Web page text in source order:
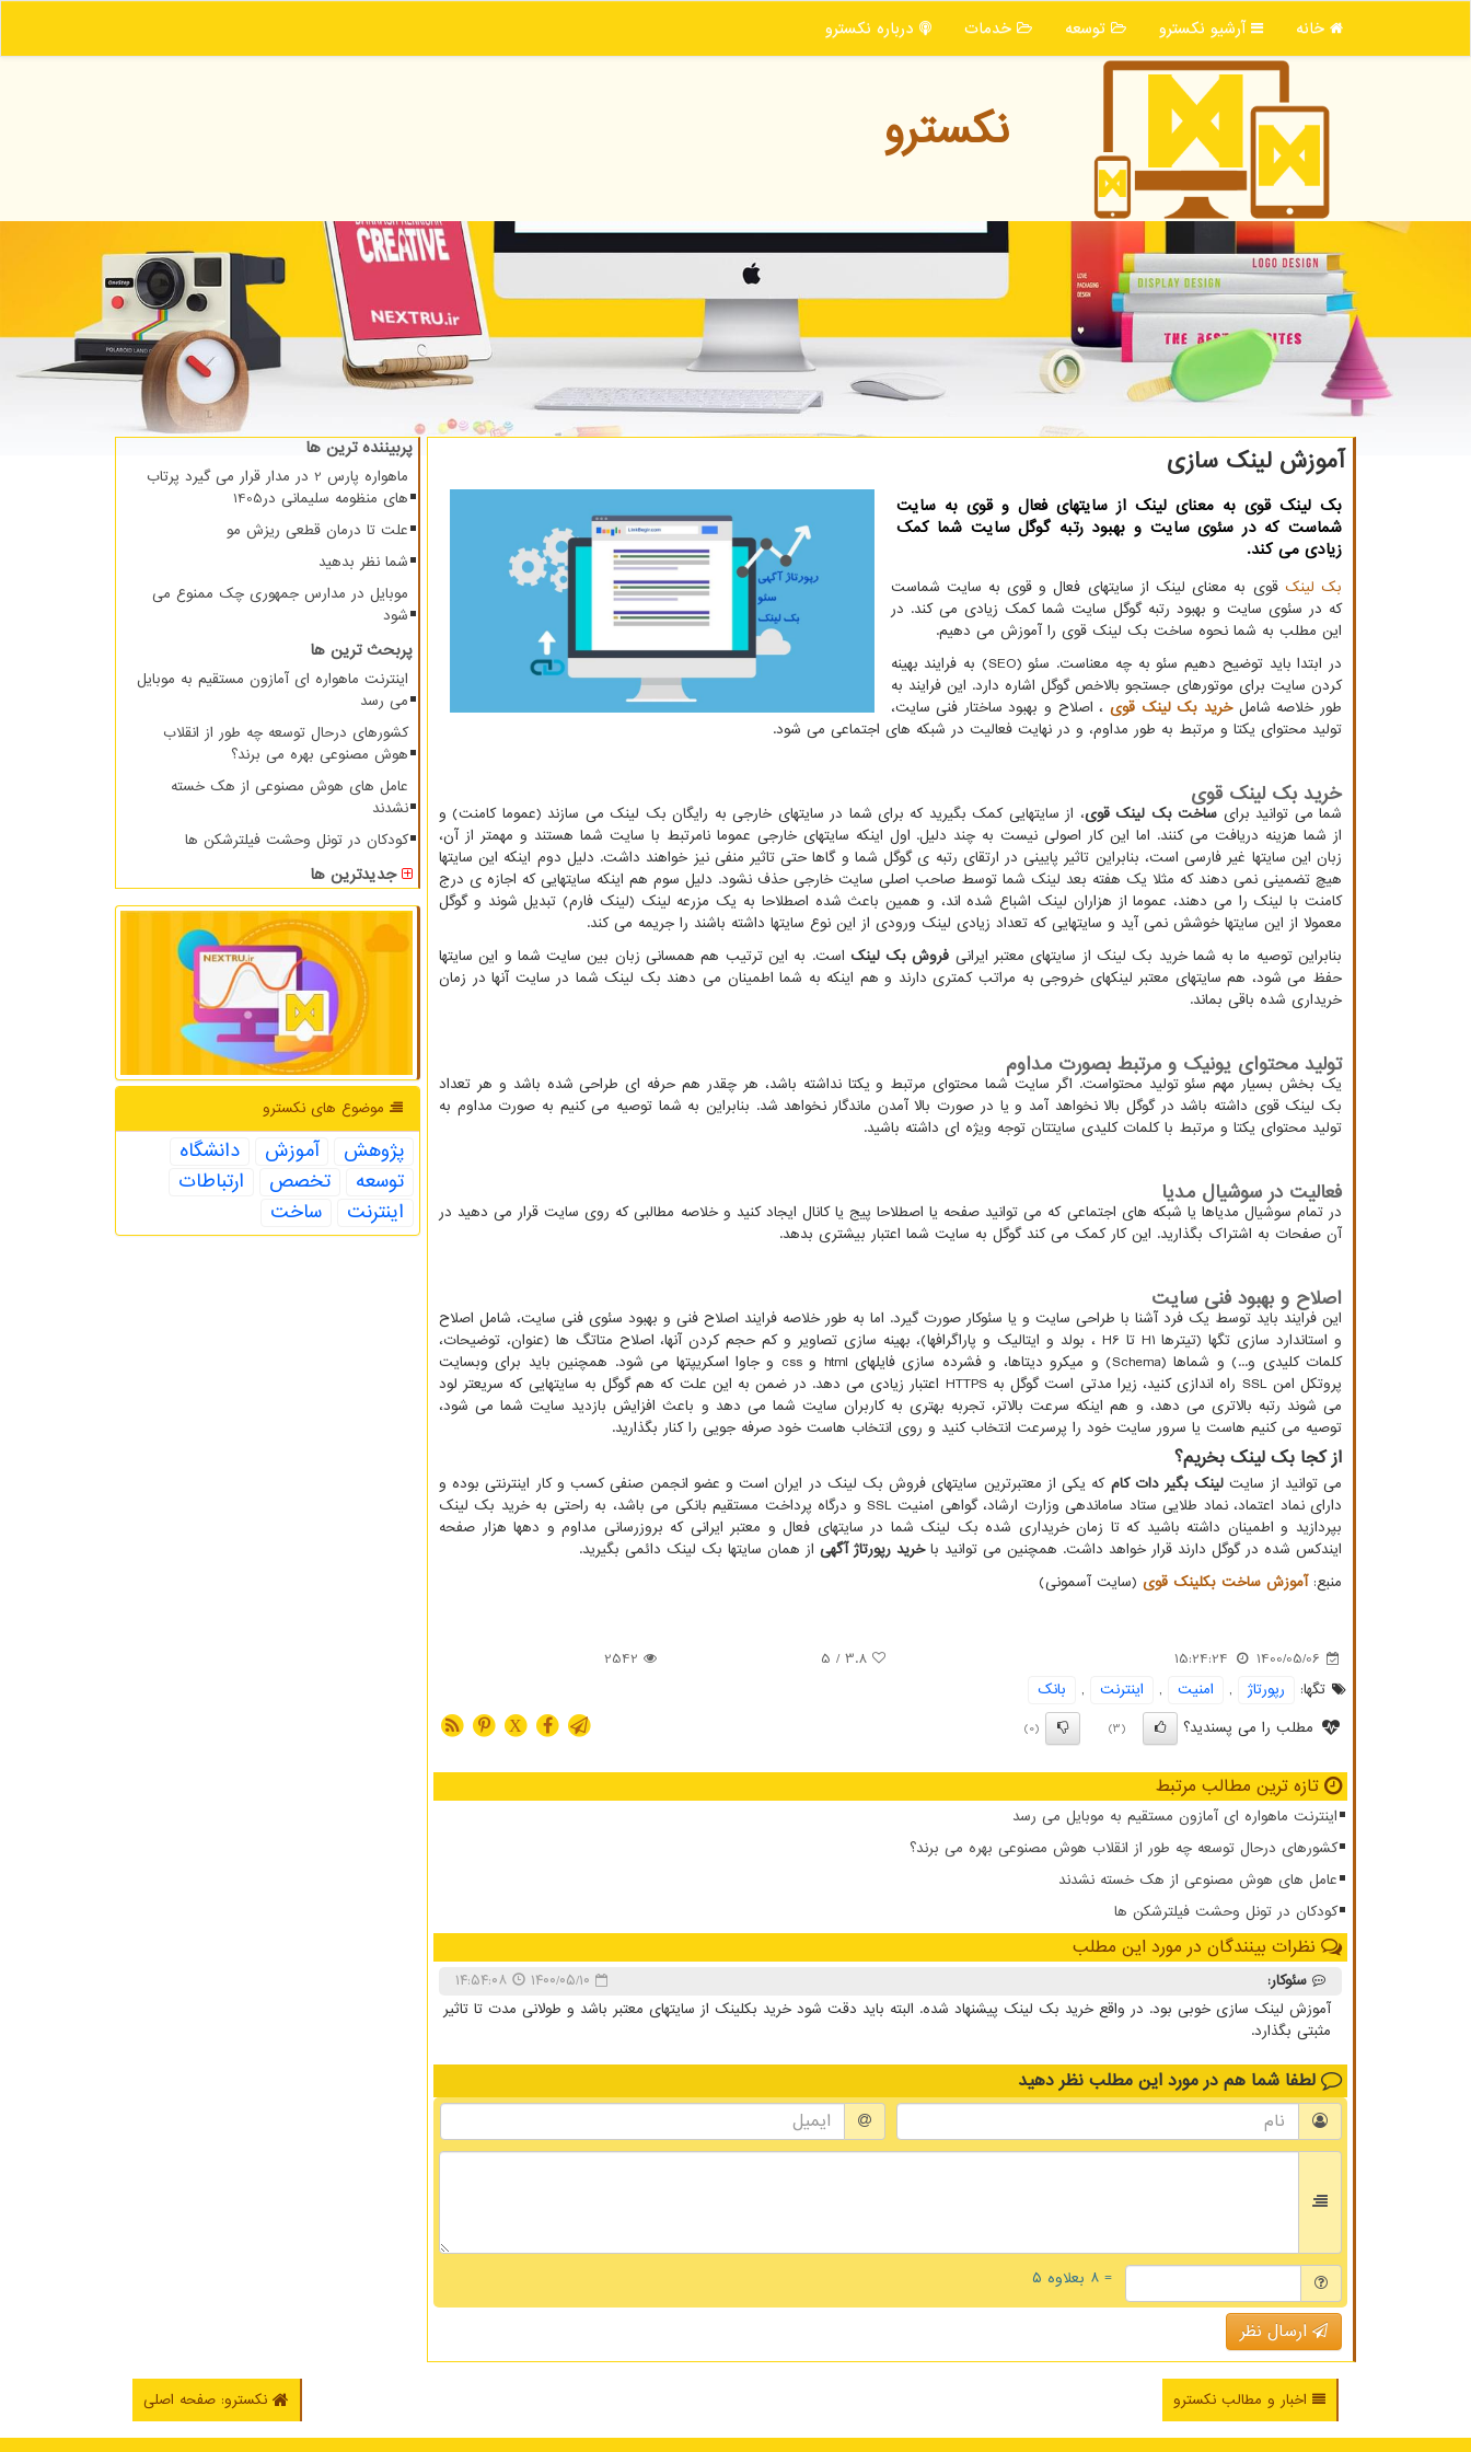
خانه آرشیو نكسترو توسعه خدمات درباره نكسترو
نكسترو
آموزش لینك سازی
بك لینك قوی به معنای لینك از سایتهای فعال و قوی به سایت
شماست كه در سئوی سایت و بهبود رتبه گوگل سایت شما كمك
زیادی می كند.
بک لینک قوی به معنای لینک از سایتهای فعال و قوی به سایت شماست
که در سئوی سایت و بهبود رتبه گوگل سایت شما کمک زیادی می کند. در
این مطلب به شما نحوه ساخت بک لینک قوی را آموزش می دهیم.
در ابتدا باید توضیح دهیم سئو به چه معناست. سئو (SEO) به فرایند بهینه
کردن سایت برای موتورهای جستجو بالاخص گوگل اشاره دارد. این فرایند به
طور خلاصه شاملخرید بک لینک قوی، اصلاح و بهبود ساختار فنی سایت،
تولید محتوای یکتا و مرتبط به طور مداوم، و در نهایت فعالیت در شبکه های اجتماعی می شود.
خرید بک لینک قوی
شما می توانید برای ساخت بک لینک قوی، از سایتهایی کمک بگیرید که برای شما در سایتهای خارجی به رایگان بک لینک می سازند (عموما کامنت) و
از شما هزینه دریافت می کنند. اما این کار اصولی نیست به چند دلیل. اول اینکه سایتهای خارجی عموما نامرتبط با سایت شما هستند و مهمتر از آن،
زبان این سایتها غیر فارسی است، بنابراین تاثیر پایینی در ارتقای رتبه ی گوگل شما و گاها حتی تاثیر منفی نیز خواهند داشت. دلیل دوم اینکه این سایتها
هیچ تضمینی نمی دهند که مثلا یک هفته بعد لینک شما توسط صاحب اصلی سایت خارجی حذف نشود. دلیل سوم هم اینکه سایتهایی که اجازه ی درج
کامنت با لینک را می دهند، عموما از هزاران لینک اشباع شده اند، و همین باعث شده اصطلاحا به یک مزرعه لینک (لینک فارم) تبدیل شوند و گوگل
معمولا از این سایتها خوشش نمی آید و سایتهایی که تعداد زیادی لینک ورودی از این نوع سایتها داشته باشند را جریمه می کند.
بنابراین توصیه ما به شما خرید بک لینک از سایتهای معتبر ایرانی فروش بک لینک است. به این ترتیب هم همسانی زبان بین سایت شما و این سایتها
حفظ می شود، هم سایتهای معتبر لینکهای خروجی به مراتب کمتری دارند و هم اینکه به شما اطمینان می دهند بک لینک شما در سایت آنها در زمان
خریداری شده باقی بماند.
تولید محتوای یونیک و مرتبط بصورت مداوم
یک بخش بسیار مهم سئو تولید محتواست. اگر سایت شما محتوای مرتبط و یکتا نداشته باشد، هر چقدر هم حرفه ای طراحی شده باشد و هر تعداد
بک لینک قوی داشته باشد در گوگل بالا نخواهد آمد و یا در صورت بالا آمدن ماندگار نخواهد شد. بنابراین به شما توصیه می کنیم به صورت مداوم به
تولید محتوای یکتا و مرتبط با کلمات کلیدی سایتتان توجه ویژه ای داشته باشید.
فعالیت در سوشیال مدیا
در تمام سوشیال مدیاها یا شبکه های اجتماعی که می توانید صفحه یا اصطلاحا پیج یا کانال ایجاد کنید و خلاصه مطالبی که روی سایت قرار می دهید در
آن صفحات به اشتراک بگذارید. این کار کمک می کند گوگل به سایت شما اعتبار بیشتری بدهد.
اصلاح و بهبود فنی سایت
این فرایند باید توسط یک فرد آشنا با طراحی سایت و یا سئوکار صورت گیرد. اما به طور خلاصه فرایند اصلاح فنی و بهبود سئوی فنی سایت، شامل اصلاح
و استاندارد سازی تگها (تیترها H1 تا H6 ، بولد و ایتالیک و پاراگرافها)، بهینه سازی تصاویر و کم حجم کردن آنها، اصلاح متاتگ ها (عنوان، توضیحات،
کلمات کلیدی و...) و شماها (Schema) و میکرو دیتاها، و فشرده سازی فایلهای html وcss و جاوا اسکریپتها می شود. همچنین باید برای وبسایت
پروتکل امنSSL راه اندازی کنید، زیرا مدتی است گوگل بهHTTPS اعتبار زیادی می دهد. در ضمن به این علت که هم گوگل به سایتهایی که سریعتر لود
می شوند رتبه بالاتری می دهد، و هم اینکه سرعت بالاتر، تجربه بهتری به کاربران سایت شما می دهد و باعث افزایش بازدید سایت شما می شود،
توصیه می کنیم هاست یا سرور سایت خود را پرسرعت انتخاب کنید و روی انتخاب هاست خود صرفه جویی را کنار بگذارید.
از کجا بک لینک بخریم؟
می توانید از سایت لینک بگیر دات کام که یکی از معتبرترین سایتهای فروش بک لینک در ایران است و عضو انجمن صنفی کسب و کار اینترنتی بوده و
دارای نماد اعتماد، نماد طلایی ستاد ساماندهی وزارت ارشاد، گواهی امنیتSSL و درگاه پرداخت مستقیم بانکی می باشد، به راحتی به خرید بک لینک
بپردازید و اطمینان داشته باشید که تا زمان خریداری شده بک لینک شما در سایتهای فعال و معتبر ایرانی که بروزرسانی مداوم و دهها هزار صفحه
ایندکس شده در گوگل دارند قرار خواهد داشت. همچنین می توانید باخرید رپورتاژ آگهی از همان سایتها بک لینک دائمی بگیرید.
منبع:آموزش ساخت بکلینک قوی (سایت آسمونی)
1400/05/06
15:24:24
3.8
/ 5
2542
تگها:
رپورتاژ , امنیت , اینترنت ,
بانك
مطلب را می پسندید؟
(3)
(0)
X
تازه ترین مطالب مرتبط
اینترنت ماهواره ای آمازون مستقیم به موبایل می رسد
کشورهای درحال توسعه چه طور از انقلاب هوش مصنوعی بهره می برند؟
عامل های هوش مصنوعی از هک خسته نشدند
کودکان در تونل وحشت فیلترشکن ها
نظرات بینندگان در مورد این مطلب
سئوکار:
آموزش لینک سازی خوبی بود. در واقع خرید بک لینک پیشنهاد شده. البته باید دقت شود خرید بکلینک از سایتهای معتبر باشد و طولانی مدت تا تاثیر
مثبتی بگذارد.
لطفا شما هم در مورد این مطلب نظر دهید
= ۸ بعلاوه ۵
ارسال نظر
پربیننده ترین ها
ماهواره پارس 2 در مدار قرار می گیرد پرتاب
های منظومه سلیمانی در1405
علت تا درمان قطعی ریزش مو
شما نظر بدهید
موبایل در مدارس جمهوری چک ممنوع می
شود
پربحث ترین ها
اینترنت ماهواره ای آمازون مستقیم به موبایل
می رسد
کشورهای درحال توسعه چه طور از انقلاب
هوش مصنوعی بهره می برند؟
عامل های هوش مصنوعی از هک خسته
نشدند
کودکان در تونل وحشت فیلترشکن ها
جدیدترین ها
موضوع های نكسترو
پژوهش آموزش
دانشگاه
توسعه
تخصص
ارتباطات
اینترنت
ساخت
اخبار و مطالب نکسترو نکسترو: صفحه اصلی